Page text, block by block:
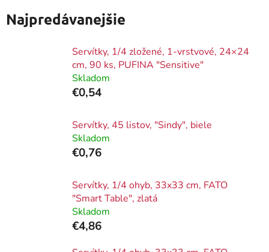
Najpredávanejšie
Servítky, 1/4 zložené, 1-vrstvové, 24×24
cm, 90 ks, PUFINA "Sensitive"
Skladom
€0,54
Servítky, 45 listov, "Sindy", biele
Skladom
€0,76
Servítky, 1/4 ohyb, 33x33 cm, FATO
"Smart Table", zlatá
Skladom
€4,86